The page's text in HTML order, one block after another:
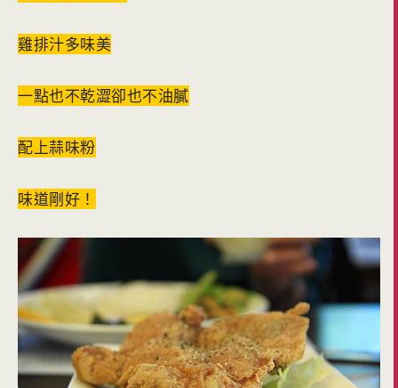
雞排汁多味美
一點也不乾澀卻也不油膩
配上蒜味粉
味道剛好！